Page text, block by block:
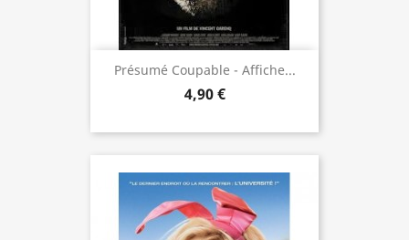
Présumé Coupable - Affiche...
4,90 €